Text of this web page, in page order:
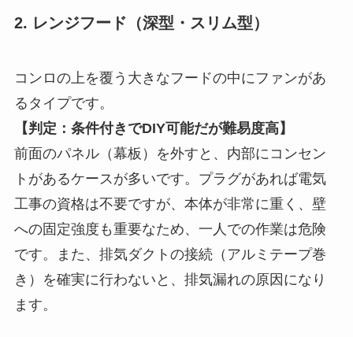
2. レンジフード（深型・スリム型）
コンロの上を覆う大きなフードの中にファンがあ
るタイプです。
【判定：条件付きでDIY可能だが難易度高】
前面のパネル（幕板）を外すと、内部にコンセン
トがあるケースが多いです。プラグがあれば電気
工事の資格は不要ですが、本体が非常に重く、壁
への固定強度も重要なため、一人での作業は危険
です。また、排気ダクトの接続（アルミテープ巻
き）を確実に行わないと、排気漏れの原因になり
ます。